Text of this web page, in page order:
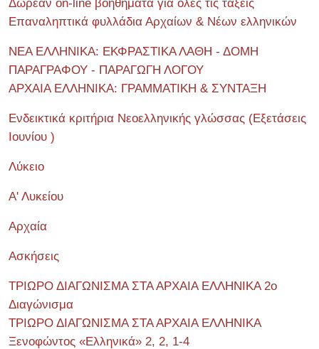
Δωρεάν on-line βοηθήματα για όλες τις τάξεις
Επαναληπτικά φυλλάδια Αρχαίων & Νέων ελληνικών
ΝΕΑ ΕΛΛΗΝΙΚΑ: ΕΚΦΡΑΣΤΙΚΑ ΛΑΘΗ - ΔΟΜΗ
ΠΑΡΑΓΡΑΦΟΥ - ΠΑΡΑΓΩΓΗ ΛΟΓΟΥ
ΑΡΧΑΙΑ ΕΛΛΗΝΙΚΑ: ΓΡΑΜΜΑΤΙΚΗ & ΣΥΝΤΑΞΗ
Ενδεικτικά κριτήρια Νεοελληνικής γλώσσας (Εξετάσεις
Ιουνίου )
Λύκειο
Α' Λυκείου
Αρχαία
Ασκήσεις
ΤΡΙΩΡΟ ΔΙΑΓΩΝΙΣΜΑ ΣΤΑ ΑΡΧΑΙΑ ΕΛΛΗΝΙΚΑ 2o
Διαγώνισμα
ΤΡΙΩΡΟ ΔΙΑΓΩΝΙΣΜΑ ΣΤΑ ΑΡΧΑΙΑ ΕΛΛΗΝΙΚΑ
Ξενοφώντος «Ελληνικά» 2, 2, 1-4